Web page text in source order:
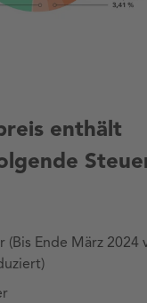
enthält
(Bis Ende März 2024